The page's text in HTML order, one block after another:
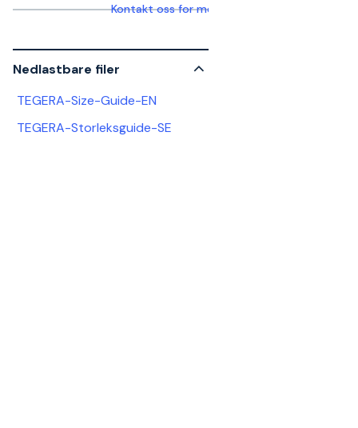
Kontakt oss for mer informasjon
Nedlastbare filer
TEGERA-Size-Guide-EN
TEGERA-Storleksguide-SE